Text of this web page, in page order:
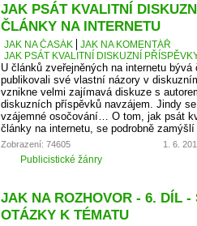
JAK PSÁT KVALITNÍ
ČLÁNKY NA INTERNETU
JAK NA ČASÁK
JAK NA KOMENTÁŘ
JAK PSÁT KVALITNÍ DISKUZNÍ
U článků zveřejněných na internetu
publikovali své vlastní názory v
vznikne velmi zajímavá diskuze s
diskuzních příspěvků navzájem. Jindy se
vzájemné osočování… O tom, jak psát
články na internetu, se podrobně zamýšlí
Zobrazení: 74605 1. 6.
Publicistické žánry
JAK NA ROZHOVOR - 6. DÍL -
OTÁZKY K TÉMATU